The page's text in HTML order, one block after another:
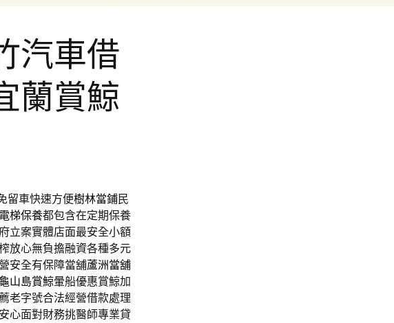
汽車借
蘭賞鯨
留車快速方便樹林當鋪民
電梯保養都包含在定期保養
立案實體店面最安全小額
放心無負擔融資各種多元
安全有保障當舖蘆洲當舖
龜山島賞鯨暈船優惠賞鯨加
老字號合法經營借款處理
心面對財務挑醫師專業貸